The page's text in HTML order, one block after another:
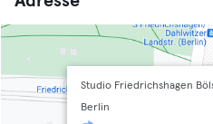
Studio Friedrichshagen
Berlin